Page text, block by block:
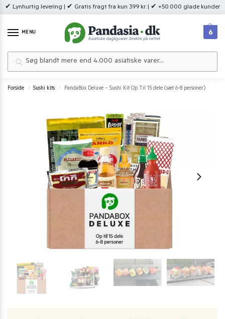
✔ Lynhurtig levering | ✔ Gratis fragt fra kun 399 kr. | ✔ +50.000 glade kunder
MENU 6
Forside / Sushi kits / PandaBox Deluxe – Sushi Kit Op Til 15 dele (sæt 6-8 personer)